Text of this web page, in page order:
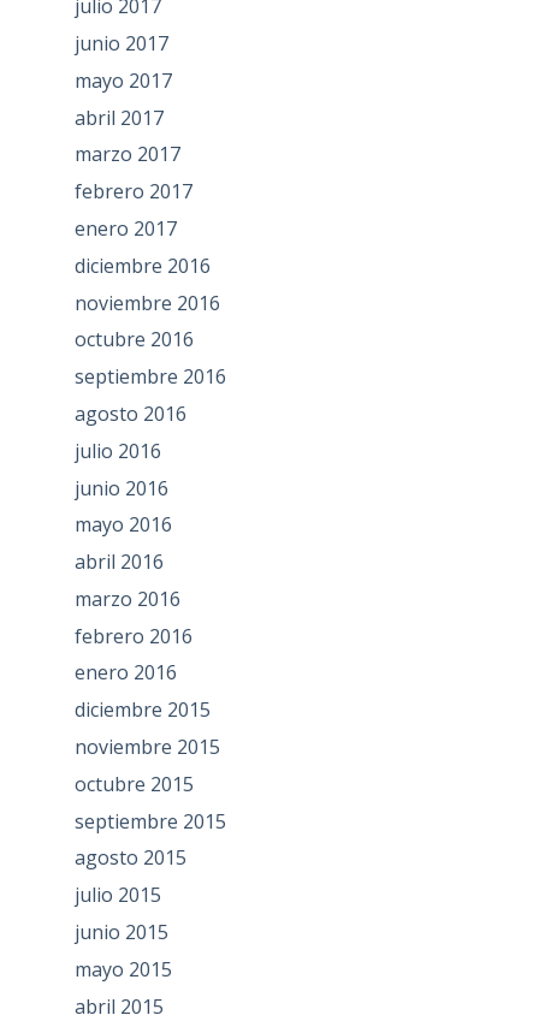
julio 2017
junio 2017
mayo 2017
abril 2017
marzo 2017
febrero 2017
enero 2017
diciembre 2016
noviembre 2016
octubre 2016
septiembre 2016
agosto 2016
julio 2016
junio 2016
mayo 2016
abril 2016
marzo 2016
febrero 2016
enero 2016
diciembre 2015
noviembre 2015
octubre 2015
septiembre 2015
agosto 2015
julio 2015
junio 2015
mayo 2015
abril 2015